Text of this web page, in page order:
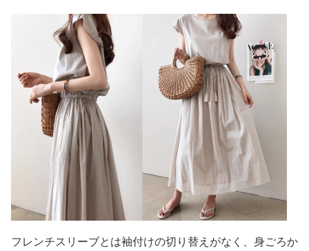
フレンチスリーブとは袖付けの切り替えがなく、身ごろか